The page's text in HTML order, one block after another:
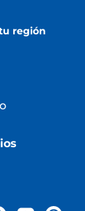
región